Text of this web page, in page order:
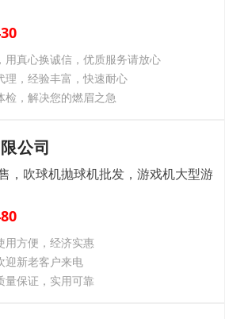
用真心换诚信，优质服务请放心
理，经验丰富，快速耐心
检，解决您的燃眉之急
公司
，吹球机抛球机批发，游戏机大型游
用方便，经济实惠
迎新老客户来电
量保证，实用可靠